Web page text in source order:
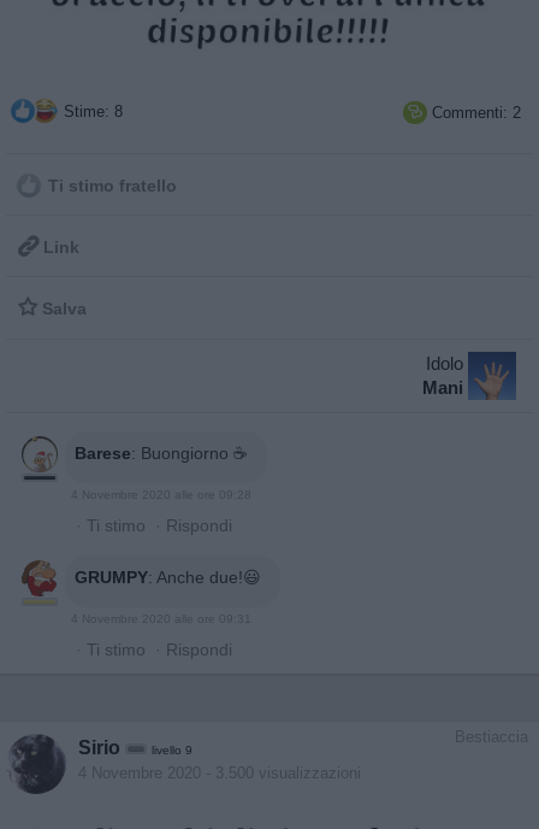
Stime: 8  Commenti: 2
Ti stimo fratello
 Link
 Salva
Idolo
Mani
Barese: Buongiorno ☕
4 Novembre 2020 alle ore 09:28
· Ti stimo · Rispondi
GRUMPY: Anche due!😃
4 Novembre 2020 alle ore 09:31
· Ti stimo · Rispondi
Bestiaccia
Sirio livello 9
4 Novembre 2020 - 3.500 visualizzazioni